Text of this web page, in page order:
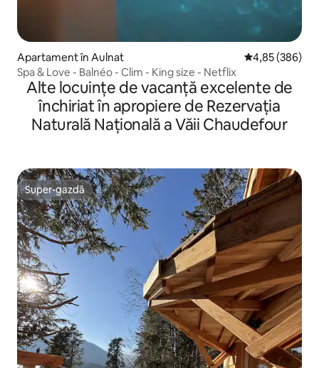
Apartament în Aulnat Scor mediu de
4,85 (386)
Spa & Love - Balnéo - Clim - King size - Netflix
Alte locuințe de vacanță excelente de
închiriat în apropiere de Rezervația
Naturală Națională a Văii Chaudefour
Super-gazdă
Super-gazdă